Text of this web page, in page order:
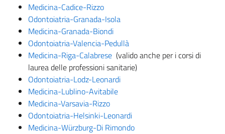
Medicina-Cadice-Rizzo
Odontoiatria-Granada-Isola
Medicina-Granada-Biondi
Odontoiatria-Valencia-Pedullà
Medicina-Riga-Calabrese (valido anche per i corsi di
laurea delle professioni sanitarie)
Odontoiatria-Lodz-Leonardi
Medicina-Lublino-Avitabile
Medicina-Varsavia-Rizzo
Odontoiatria-Helsinki-Leonardi
Medicina-Würzburg-Di Rimondo